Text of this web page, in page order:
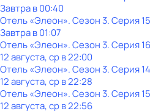
Завтра в 00:40
Отель «Элеон». Сезон 3. Серия
Завтра в 01:07
Отель «Элеон». Сезон 3. Серия
12 августа, ср в 22:00
Отель «Элеон». Сезон 3. Серия
12 августа, ср в 22:28
Отель «Элеон». Сезон 3. Серия
12 августа, ср в 22:56